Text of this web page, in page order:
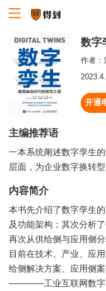
数字
作者：
开通
主编推荐语
一本系统阐述数字孪生
层面，为企业数字换转
内容简介
本书先介绍了数字孪生
及功能架构；其次分析
再次从供给侧与应用侧
目前在技术、产业、应
给侧解决方案、应用侧
————工业互联网数字